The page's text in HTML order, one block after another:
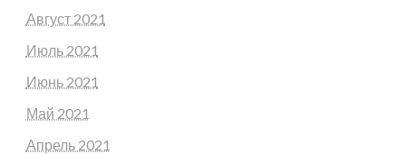
Август 2021
Июль 2021
Июнь 2021
Май 2021
Апрель 2021